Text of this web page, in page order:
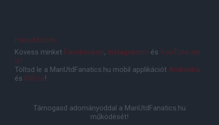
manutd.com
Kövess minket Facebookon, Instagramon és YouTube-on
is!
Töltsd le a ManUtdFanatics.hu mobil applikációt Androidra
és iOS-re!
Támogasd adományoddal a ManUtdFanatics.hu
működését!